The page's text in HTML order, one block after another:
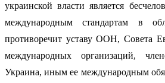
украинской власти является
международным стандартам в
противоречит уставу ООН, Совета
международных организаций,
Украина, иным ее международным